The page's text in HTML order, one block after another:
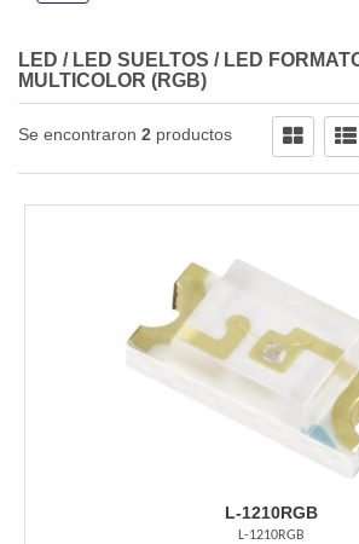
LED / LED SUELTOS / LED
MULTICOLOR (RGB)
Se encontraron 2 productos
L-1210RGB
L-1210RGB